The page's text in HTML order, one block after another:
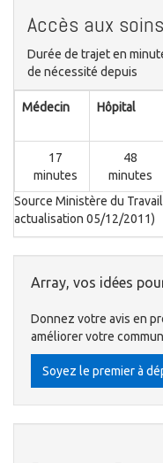
Accès aux soins
Durée de trajet en
de nécessité depuis
Médecin Hôpital
17
minutes
48
minutes
Source Ministère du
actualisation 05/12/2011)
Array, vos idées
Donnez votre avis en
améliorer votre
Soyez le premier à